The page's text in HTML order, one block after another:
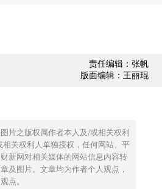
责任编辑：张帆
版面编辑：王丽琨
片之版权属作者本人及/或相关权利
相关权利人单独授权，任何网站、平
新网对相关媒体的网站信息内容转
及图片。文章均为作者个人观点，
点。